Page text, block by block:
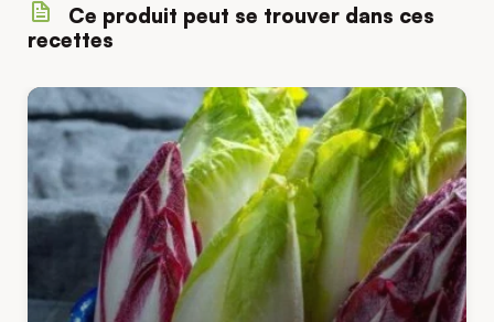
Ce produit peut se trouver dans ces
recettes